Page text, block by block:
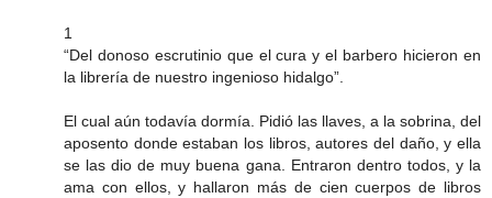
1
“Del donoso escrutinio que el cura y el barbero hicieron en
la librería de nuestro ingenioso hidalgo”.
El cual aún todavía dormía. Pidió las llaves, a la sobrina, del
aposento donde estaban los libros, autores del daño, y ella
se las dio de muy buena gana. Entraron dentro todos, y la
ama con ellos, y hallaron más de cien cuerpos de libros